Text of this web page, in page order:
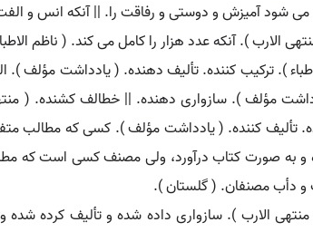
آمیزش و دوستی و رفاقت را. || آنکه انس و الفت
). آنکه عدد هزار را کامل می کند. ( ناظم
). ترکیب کننده. تألیف دهنده. ( یادداشت مؤلف
مؤلف ). سازواری دهنده. || خطالف کشنده. (
تألیف کننده. ( یادداشت مؤلف ). کسی که مطالب
به صورت کتاب درآورد، ولی مصنف کسی است که
و دأب مصنفان. ( گلستان ).
). سازواری داده شده و تألیف کرده شده